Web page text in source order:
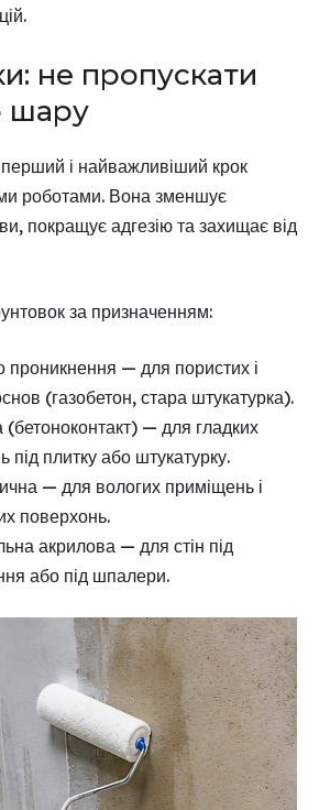
не пропускати
шару
і найважливіший крок
роботами. Вона зменшує
покращує адгезію та захищає від
за призначенням:
проникнення — для пористих і
(газобетон, стара штукатурка).
(бетоноконтакт) — для гладких
під плитку або штукатурку.
— для вологих приміщень і
поверхонь.
акрилова — для стін під
або під шпалери.